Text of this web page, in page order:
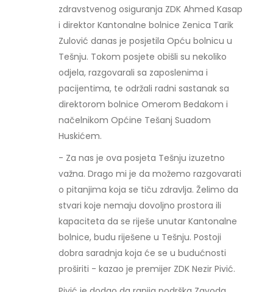
zdravstvenog osiguranja ZDK Ahmed Kasap
i direktor Kantonalne bolnice Zenica Tarik
Zulović danas je posjetila Opću bolnicu u
Tešnju. Tokom posjete obišli su nekoliko
odjela, razgovarali sa zaposlenima i
pacijentima, te održali radni sastanak sa
direktorom bolnice Omerom Bedakom i
načelnikom Općine Tešanj Suadom
Huskićem.
- Za nas je ova posjeta Tešnju izuzetno
važna. Drago mi je da možemo razgovarati
o pitanjima koja se tiču zdravlja. Želimo da
stvari koje nemaju dovoljno prostora ili
kapaciteta da se riješe unutar Kantonalne
bolnice, budu riješene u Tešnju. Postoji
dobra saradnja koja će se u budućnosti
proširiti - kazao je premijer ZDK Nezir Pivić.